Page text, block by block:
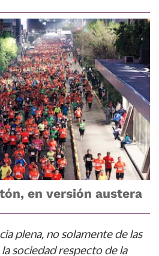
en versión austera
plena, no solamente de las
sociedad respecto de la